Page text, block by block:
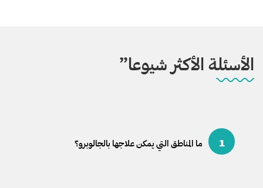
الأسئلة الأكثر شيوعا”
1 ما المناطق التي يمكن علاجها بالجالوبرو؟